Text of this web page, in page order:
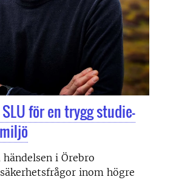
för en trygg studie-
i Örebro
inom högre